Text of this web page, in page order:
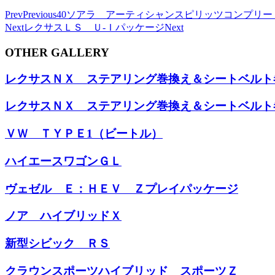
PrevPrevious40ソアラ アーティシャンスピリッツコンプリー
NextレクサスＬＳ Ｕ-ＩパッケージNext
OTHER GALLERY
レクサスＮＸ ステアリング巻換え＆シートベルト
レクサスＮＸ ステアリング巻換え＆シートベルト
ＶＷ ＴＹＰＥ1（ビートル）
ハイエースワゴンＧＬ
ヴェゼル Ｅ：ＨＥＶ Ｚプレイパッケージ
ノア ハイブリッドＸ
新型シビック ＲＳ
クラウンスポーツハイブリッド スポーツＺ